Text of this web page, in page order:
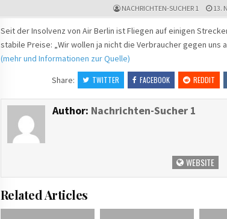
NACHRICHTEN-SUCHER 1 13.
Seit der Insolvenz von Air Berlin ist Fliegen auf einigen
stabile Preise: „Wir wollen ja nicht die Verbraucher gegen uns
(mehr und Informationen zur Quelle)
Share:
TWITTER FACEBOOK REDDIT
Author: Nachrichten-Sucher 1
WEBSITE
Related Articles